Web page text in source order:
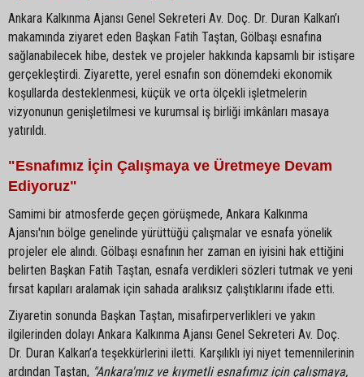
Ankara Kalkınma Ajansı Genel Sekreteri Av. Doç. Dr. Duran Kalkan’ı
makamında ziyaret eden Başkan Fatih Taştan, Gölbaşı esnafına
sağlanabilecek hibe, destek ve projeler hakkında kapsamlı bir istişare
gerçekleştirdi. Ziyarette, yerel esnafın son dönemdeki ekonomik
koşullarda desteklenmesi, küçük ve orta ölçekli işletmelerin
vizyonunun genişletilmesi ve kurumsal iş birliği imkânları masaya
yatırıldı.
"Esnafımız İçin Çalışmaya ve Üretmeye Devam
Ediyoruz"
Samimi bir atmosferde geçen görüşmede, Ankara Kalkınma
Ajansı'nın bölge genelinde yürüttüğü çalışmalar ve esnafa yönelik
projeler ele alındı. Gölbaşı esnafının her zaman en iyisini hak ettiğini
belirten Başkan Fatih Taştan, esnafa verdikleri sözleri tutmak ve yeni
fırsat kapıları aralamak için sahada aralıksız çalıştıklarını ifade etti.
Ziyaretin sonunda Başkan Taştan, misafirperverlikleri ve yakın
ilgilerinden dolayı Ankara Kalkınma Ajansı Genel Sekreteri Av. Doç.
Dr. Duran Kalkan’a teşekkürlerini iletti. Karşılıklı iyi niyet temennilerinin
ardından Taştan, "Ankara'mız ve kıymetli esnafımız için çalışmaya,